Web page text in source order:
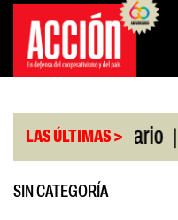
Saltar
contenido
LAS ÚLTIMAS >
de Rosario
SIN CATEGORÍA